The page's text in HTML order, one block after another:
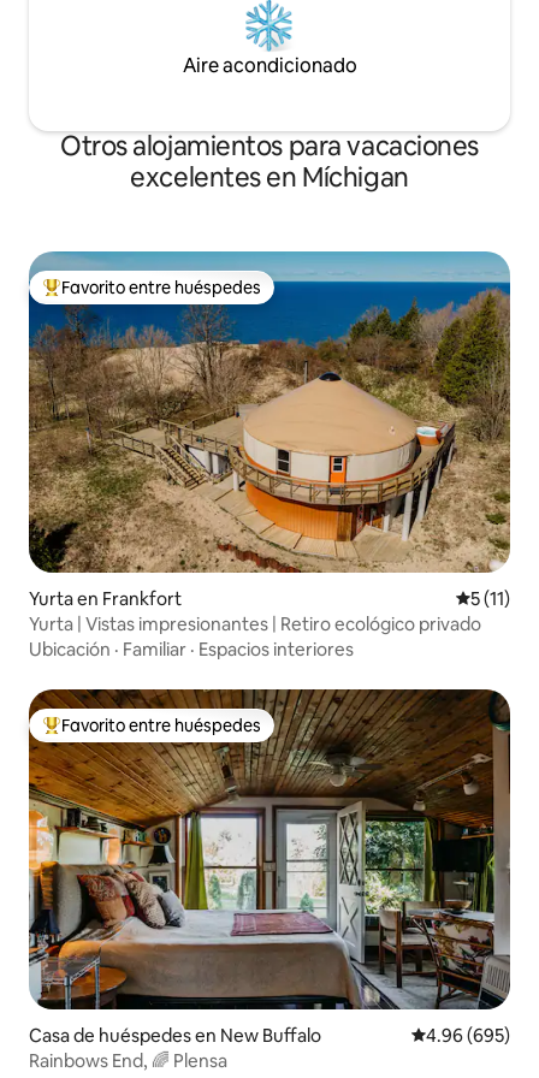
Aire acondicionado
Otros alojamientos para vacaciones
excelentes en Míchigan
Favorito entre huéspedes preferido
Favorito entre huéspedes
Yurta en Frankfort
5 (11)
Yurta | Vistas impresionantes | Retiro ecológico privado
Ubicación · Familiar · Espacios interiores
Favorito entre huéspedes preferido
Favorito entre huéspedes
Casa de huéspedes en New Buffalo Calificación
4.96 (695)
Rainbows End, 🌈 Plensa